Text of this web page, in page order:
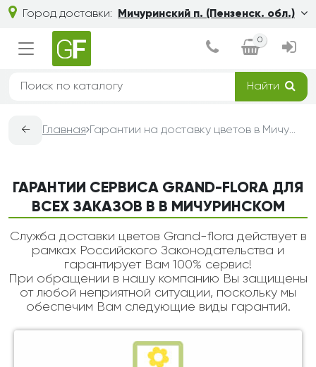
Город доставки: Мичуринский п. (Пензенск. обл.)
0
Найти
← Главная Гарантии на доставку цветов в Мичуринском — Grand-Flora
ГАРАНТИИ СЕРВИСА GRAND-FLORA ДЛЯ
ВСЕХ ЗАКАЗОВ В В МИЧУРИНСКОМ
Служба доставки цветов Grand-flora действует в
рамках Российского Законодательства и
гарантирует Вам 100% сервис!
При обращении в нашу компанию Вы защищены
от любой неприятной ситуации, поскольку мы
обеспечим Вам следующие виды гарантий.